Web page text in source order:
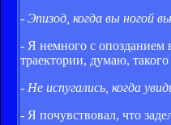
- Эпизод, когда вы ногой
- Я немного с опозданием
траектории, думаю,
- Не испугались, когда
- Я почувствовал, что